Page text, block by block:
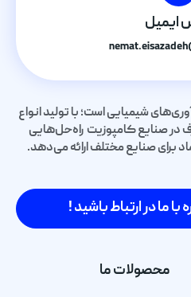
ایمیل
شیمیایی است؛ با تولید انواع
صنایع کامپوزیت راه‌حل‌هایی
برای صنایع مختلف ارائه می‌دهد.
ما در ارتباط باشید !
محصولات ما